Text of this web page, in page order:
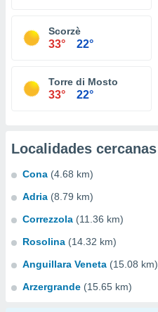
Scorzè
33° 22°
Torre di Mosto
33° 22°
Localidades cercanas
Cona (4.68 km)
Adria (8.79 km)
Correzzola (11.36 km)
Rosolina (14.32 km)
Anguillara Veneta (15.08 km)
Arzergrande (15.65 km)